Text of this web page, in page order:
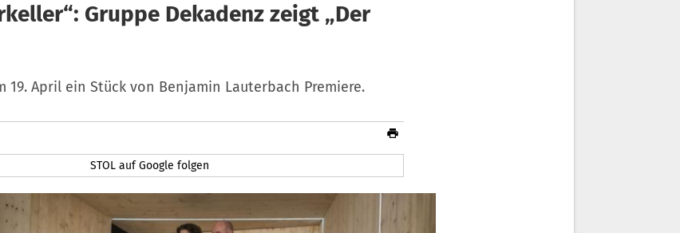
Gruppe Dekadenz zeigt „Der
19. April ein Stück von Benjamin Lauterbach Premiere.
STOL auf Google folgen